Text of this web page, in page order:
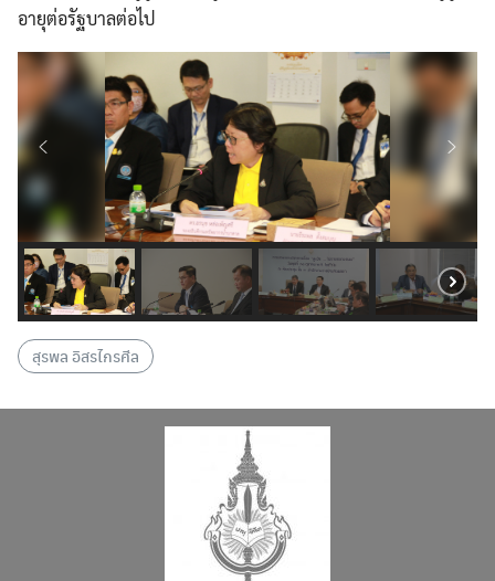
Search
for:
Search
อายุต่อรัฐบาลต่อไป
สุรพล อิสรไกรศีล